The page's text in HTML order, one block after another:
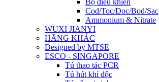
Cod/Toc/Doc/Bod/Sac
Ammonium & Nitrate
WUXI JIANYI
HÃNG KHÁC
Designed by MTSE
ESCO - SINGAPORE
Tủ thao tác PCR
Tủ hút khí độc